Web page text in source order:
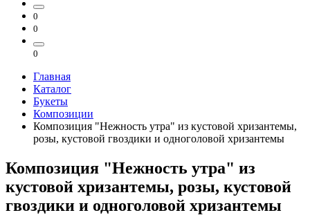
0
0
0
Главная
Каталог
Букеты
Композиции
Композиция "Нежность утра" из кустовой хризантемы,
розы, кустовой гвоздики и одноголовой хризантемы
Композиция "Нежность утра" из
кустовой хризантемы, розы, кустовой
гвоздики и одноголовой хризантемы